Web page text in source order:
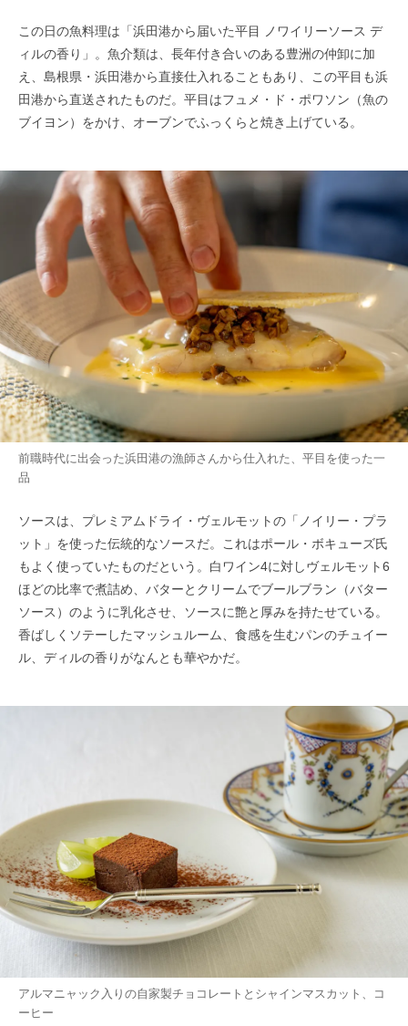
この日の魚料理は「浜田港から届いた平目 ノワイリーソース デ
ィルの香り」。魚介類は、長年付き合いのある豊洲の仲卸に加
え、島根県・浜田港から直接仕入れることもあり、この平目も浜
田港から直送されたものだ。平目はフュメ・ド・ポワソン（魚の
ブイヨン）をかけ、オーブンでふっくらと焼き上げている。
前職時代に出会った浜田港の漁師さんから仕入れた、平目を使った一
品
ソースは、プレミアムドライ・ヴェルモットの「ノイリー・プラ
ット」を使った伝統的なソースだ。これはポール・ボキューズ氏
もよく使っていたものだという。白ワイン4に対しヴェルモット6
ほどの比率で煮詰め、バターとクリームでブールブラン（バター
ソース）のように乳化させ、ソースに艶と厚みを持たせている。
香ばしくソテーしたマッシュルーム、食感を生むパンのチュイー
ル、ディルの香りがなんとも華やかだ。
アルマニャック入りの自家製チョコレートとシャインマスカット、コ
ーヒー